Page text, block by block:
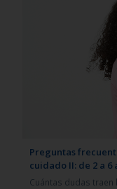
Preguntas
cuidado II: de 2 a 6
Cuántas dudas traen